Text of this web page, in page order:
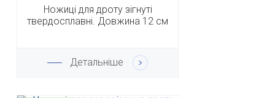
Ножиці для дроту зігнуті
твердосплавні. Довжина 12 см
Детальніше